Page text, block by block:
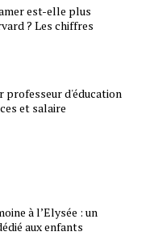
est-elle plus
? Les chiffres
professeur d'éducation
et salaire
à l’Elysée : un
aux enfants